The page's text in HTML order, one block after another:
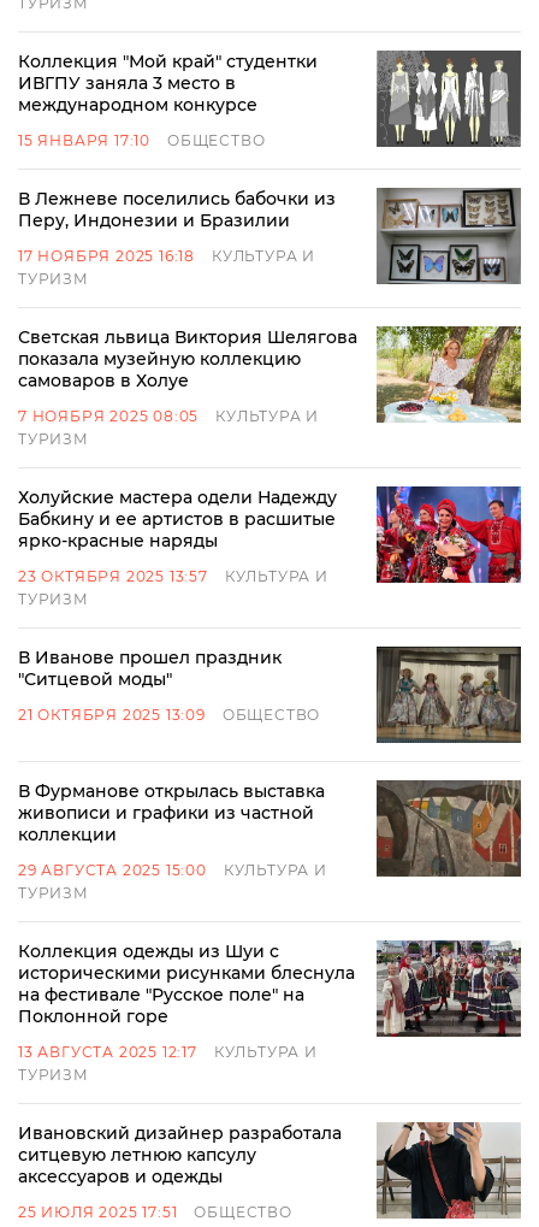
Коллекция "Мой край" студентки
ИВГПУ заняла 3 место в
международном конкурсе
15 ЯНВАРЯ 17:10 ОБЩЕСТВО
В Лежневе поселились бабочки из
Перу, Индонезии и Бразилии
17 НОЯБРЯ 2025 16:18
КУЛЬТУРА И
ТУРИЗМ
Светская львица Виктория Шелягова
показала музейную коллекцию
самоваров в Холуе
7 НОЯБРЯ 2025 08:05
КУЛЬТУРА И
ТУРИЗМ
Холуйские мастера одели Надежду
Бабкину и ее артистов в расшитые
ярко-красные наряды
23 ОКТЯБРЯ 2025 13:57
КУЛЬТУРА И
ТУРИЗМ
В Иванове прошел праздник
"Ситцевой моды"
21 ОКТЯБРЯ 2025 13:09 ОБЩЕСТВО
В Фурманове открылась выставка
живописи и графики из частной
коллекции
29 АВГУСТА 2025 15:00
КУЛЬТУРА И
ТУРИЗМ
Коллекция одежды из Шуи с
историческими рисунками блеснула
на фестивале "Русское поле" на
Поклонной горе
13 АВГУСТА 2025 12:17
КУЛЬТУРА И
ТУРИЗМ
Ивановский дизайнер разработала
ситцевую летнюю капсулу
аксессуаров и одежды
25 ИЮЛЯ 2025 17:51 ОБЩЕСТВО